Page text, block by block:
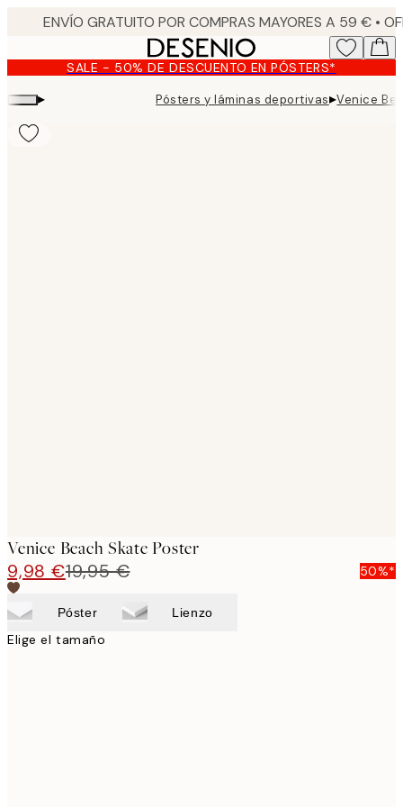
content.SALE - 50% DE DESCUENTO EN PÓSTERS*
▸ Pósters y láminas deportivas▸Venice
Venice Beach Skate Poster
9,98 €19,95 € 50%*
Póster Lienzo
Elige el tamaño